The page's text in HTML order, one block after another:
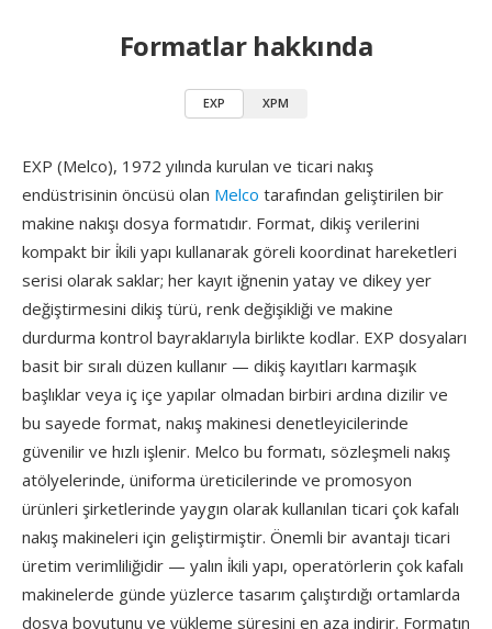
Formatlar hakkında
EXP XPM
EXP (Melco), 1972 yılında kurulan ve ticari nakış
endüstrisinin öncüsü olan Melco tarafından geliştirilen bir
makine nakışı dosya formatıdır. Format, dikiş verilerini
kompakt bir i̇kili yapı kullanarak göreli koordinat hareketleri
serisi olarak saklar; her kayıt iğnenin yatay ve dikey yer
değiştirmesini dikiş türü, renk değişikliği ve makine
durdurma kontrol bayraklarıyla birlikte kodlar. EXP dosyaları
basit bir sıralı düzen kullanır — dikiş kayıtları karmaşık
başlıklar veya iç içe yapılar olmadan birbiri ardına dizilir ve
bu sayede format, nakış makinesi denetleyicilerinde
güvenilir ve hızlı işlenir. Melco bu formatı, sözleşmeli nakış
atölyelerinde, üniforma üreticilerinde ve promosyon
ürünleri şirketlerinde yaygın olarak kullanılan ticari çok kafalı
nakış makineleri için geliştirmiştir. Önemli bir avantajı ticari
üretim verimliliğidir — yalın i̇kili yapı, operatörlerin çok kafalı
makinelerde günde yüzlerce tasarım çalıştırdığı ortamlarda
dosya boyutunu ve yükleme süresini en aza indirir. Formatın